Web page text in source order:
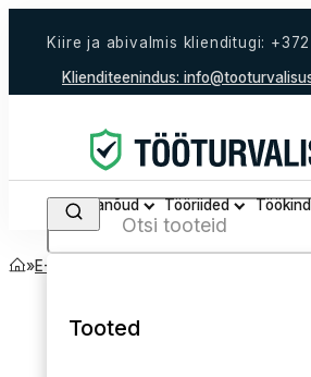
Kiire ja abivalmis klienditugi: +372
Klienditeenindus:
Search
Tooted
Tööjalanõud Tööriided
AvalehtE-Pood